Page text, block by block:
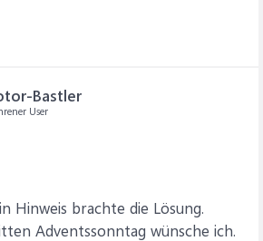
Bastler
User
Hinweis brachte die Lösung.
Adventssonntag wünsche ich.